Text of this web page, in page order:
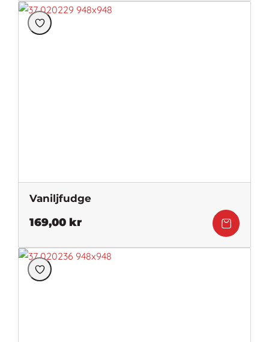
Vaniljfudge
169,00 kr